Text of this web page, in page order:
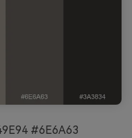
#6E6A63